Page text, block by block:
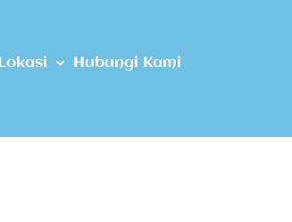
Lokasi Hubungi Kami